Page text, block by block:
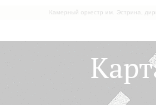
Камерный оркестр им. Эстрина,